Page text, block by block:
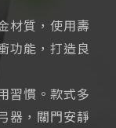
材質，使用壽
功能，打造良
習慣。款式多
器，關門安靜